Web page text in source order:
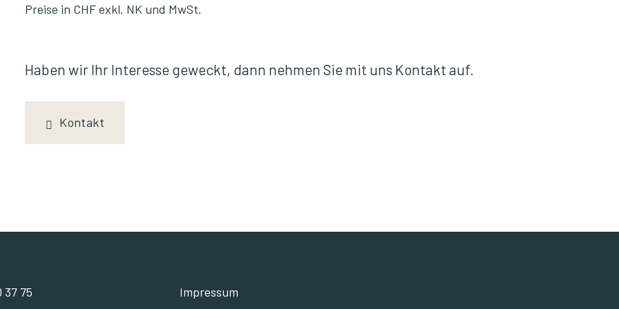
Preise in CHF exkl. NK und MwSt.
Haben wir Ihr Interesse geweckt, dann nehmen Sie mit uns Kontakt auf.
Kontakt
37 75
Impressum